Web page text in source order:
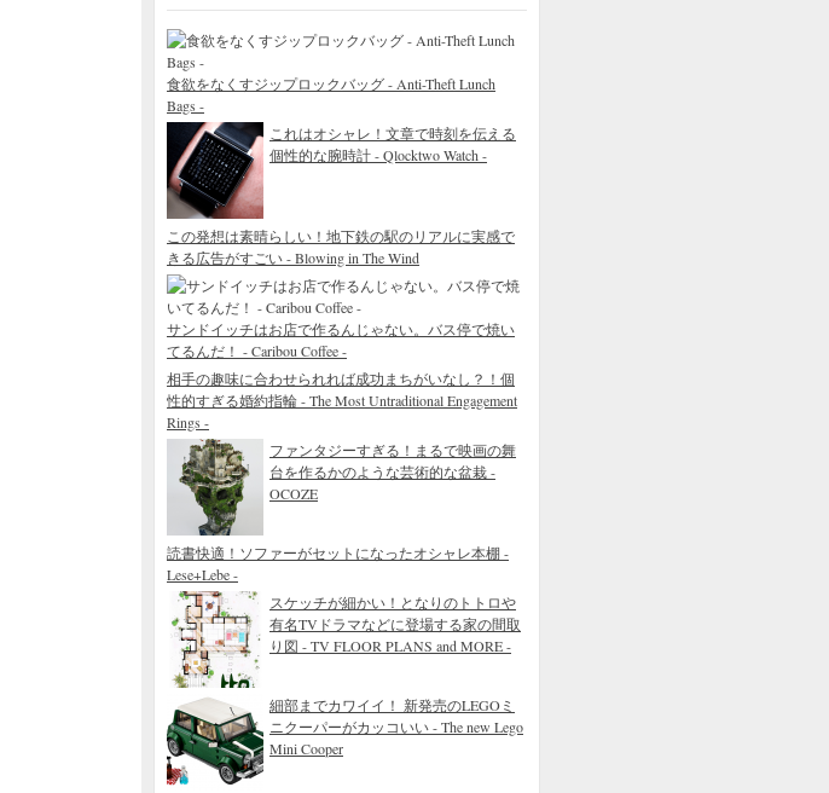
食欲をなくすジップロックバッグ - Anti-Theft Lunch
Bags -
これはオシャレ！文章で時刻を伝える
個性的な腕時計 - Qlocktwo Watch -
この発想は素晴らしい！地下鉄の駅のリアルに実感で
きる広告がすごい - Blowing in The Wind
サンドイッチはお店で作るんじゃない。バス停で焼い
てるんだ！ - Caribou Coffee -
相手の趣味に合わせられれば成功まちがいなし？！個
性的すぎる婚約指輪 - The Most Untraditional Engagement
Rings -
ファンタジーすぎる！まるで映画の舞
台を作るかのような芸術的な盆栽 -
OCOZE
読書快適！ソファーがセットになったオシャレ本棚 -
Lese+Lebe -
スケッチが細かい！となりのトトロや
有名TVドラマなどに登場する家の間取
り図 - TV FLOOR PLANS and MORE -
細部までカワイイ！ 新発売のLEGOミ
ニクーパーがカッコいい - The new Lego
Mini Cooper